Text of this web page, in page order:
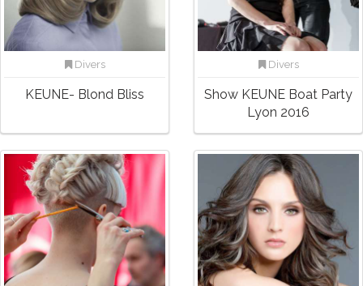
Divers
KEUNE- Blond Bliss
Divers
Show KEUNE Boat Party
Lyon 2016